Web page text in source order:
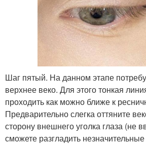
Шаг пятый. На данном этапе
верхнее веко. Для этого тонкая
проходить как можно ближе к
Предварительно слегка оттяните
сторону внешнего уголка глаза (не
сможете разгладить незначительные